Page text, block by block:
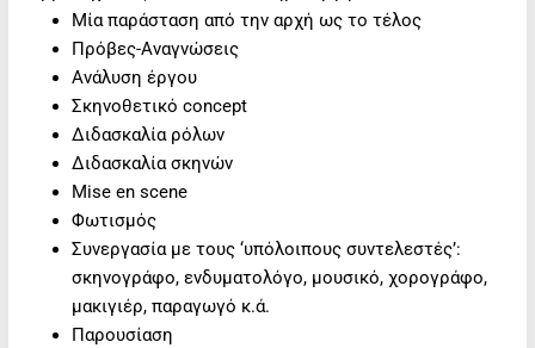
Μία παράσταση από την αρχή ως το τέλος
Πρόβες-Αναγνώσεις
Ανάλυση έργου
Σκηνοθετικό concept
Διδασκαλία ρόλων
Διδασκαλία σκηνών
Mise en scene
Φωτισμός
Συνεργασία με τους ‘υπόλοιπους συντελεστές’:
σκηνογράφο, ενδυματολόγο, μουσικό, χορογράφο,
μακιγιέρ, παραγωγό κ.ά.
Παρουσίαση